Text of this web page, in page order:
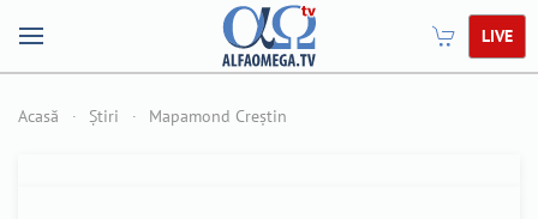
LIVE
Acasă Știri Mapamond Creștin